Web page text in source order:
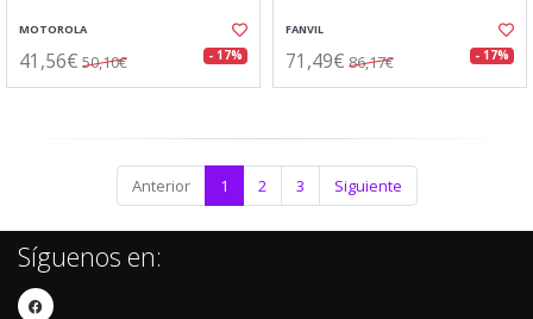
MOTOROLA
41,56€ 50,10€ - 17%
FANVIL
71,49€ 86,17€ - 17%
Anterior 1 2 3 Siguiente
Síguenos en: